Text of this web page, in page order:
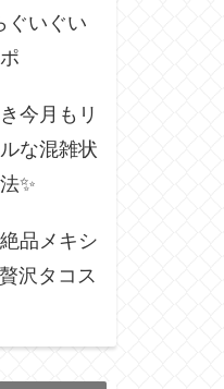
ぐいぐい
今月もリ
な混雑状
✨
品メキシ
沢タコス